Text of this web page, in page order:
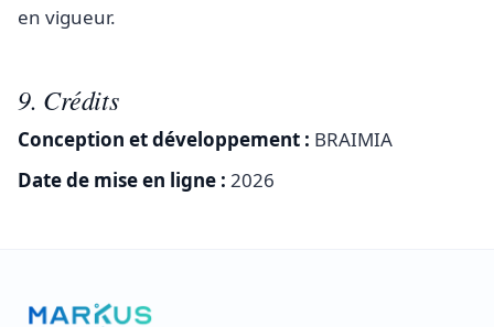
en vigueur.
9. Crédits
Conception et développement : BRAIMIA
Date de mise en ligne : 2026